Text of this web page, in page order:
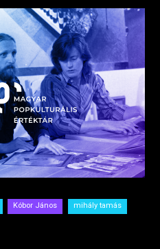
Kóbor János mihály tamás